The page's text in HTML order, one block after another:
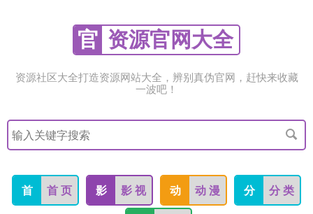
官 资源官网大全
资源社区大全打造资源网站大全，辨别真伪官网，赶快来收藏
一波吧！
搜
索
关
字
首 首 页 影 影 视 动 动 漫 分 分 类